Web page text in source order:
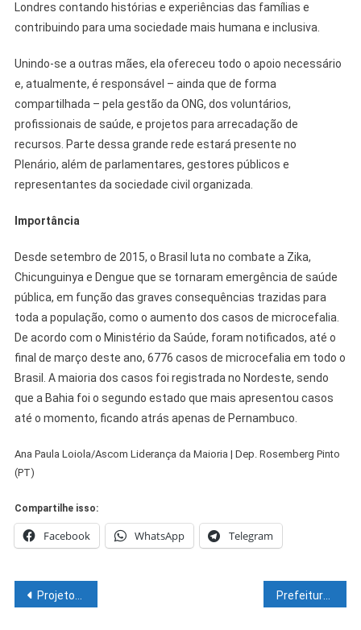
Londres contando histórias e experiências das famílias e
contribuindo para uma sociedade mais humana e inclusiva.
Unindo-se a outras mães, ela ofereceu todo o apoio necessário
e, atualmente, é responsável – ainda que de forma
compartilhada – pela gestão da ONG, dos voluntários,
profissionais de saúde, e projetos para arrecadação de
recursos. Parte dessa grande rede estará presente no
Plenário, além de parlamentares, gestores públicos e
representantes da sociedade civil organizada.
Importância
Desde setembro de 2015, o Brasil luta no combate a Zika,
Chicunguinya e Dengue que se tornaram emergência de saúde
pública, em função das graves consequências trazidas para
toda a população, como o aumento dos casos de microcefalia.
De acordo com o Ministério da Saúde, foram notificados, até o
final de março deste ano, 6776 casos de microcefalia em todo o
Brasil. A maioria dos casos foi registrada no Nordeste, sendo
que a Bahia foi o segundo estado que mais apresentou casos
até o momento, ficando atrás apenas de Pernambuco.
Ana Paula Loiola/Ascom Liderança da Maioria | Dep. Rosemberg Pinto
(PT)
Compartilhe isso:
Facebook WhatsApp Telegram
Navegação
Projetos baianos chegam à etapa final de premiação nacional Prefeitura de Juazeiro prorroga inscrições do Festival Edésio Santos